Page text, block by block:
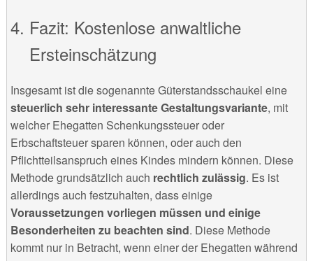
Fazit: Kostenlose anwaltliche
Ersteinschätzung
Insgesamt ist die sogenannte Güterstandsschaukel eine
steuerlich sehr interessante Gestaltungsvariante, mit
welcher Ehegatten Schenkungssteuer oder
Erbschaftsteuer sparen können, oder auch den
Pflichtteilsanspruch eines Kindes mindern können. Diese
Methode grundsätzlich auch rechtlich zulässig. Es ist
allerdings auch festzuhalten, dass einige
Voraussetzungen vorliegen müssen und einige
Besonderheiten zu beachten sind. Diese Methode
kommt nur in Betracht, wenn einer der Ehegatten während